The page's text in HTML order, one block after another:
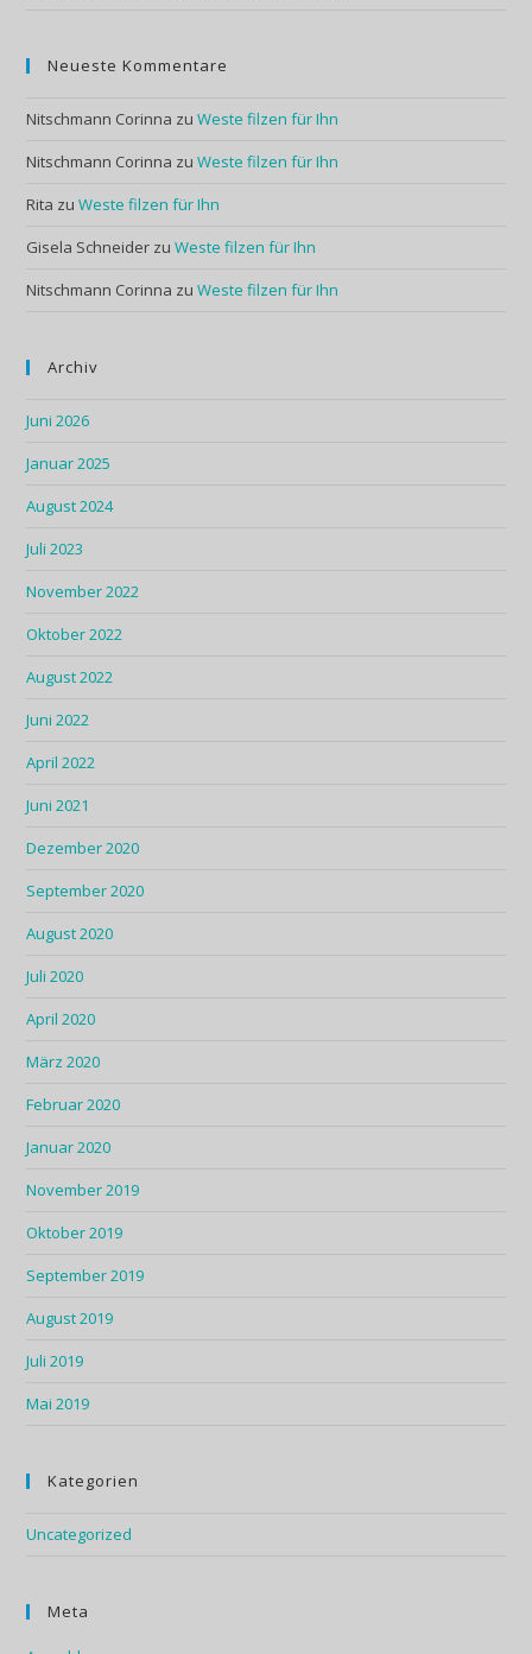
Neueste Kommentare
Nitschmann Corinna zuWeste filzen für Ihn
Nitschmann Corinna zuWeste filzen für Ihn
Rita zuWeste filzen für Ihn
Gisela Schneider zuWeste filzen für Ihn
Nitschmann Corinna zuWeste filzen für Ihn
Archiv
Juni 2026
Januar 2025
August 2024
Juli 2023
November 2022
Oktober 2022
August 2022
Juni 2022
April 2022
Juni 2021
Dezember 2020
September 2020
August 2020
Juli 2020
April 2020
März 2020
Februar 2020
Januar 2020
November 2019
Oktober 2019
September 2019
August 2019
Juli 2019
Mai 2019
Kategorien
Uncategorized
Meta